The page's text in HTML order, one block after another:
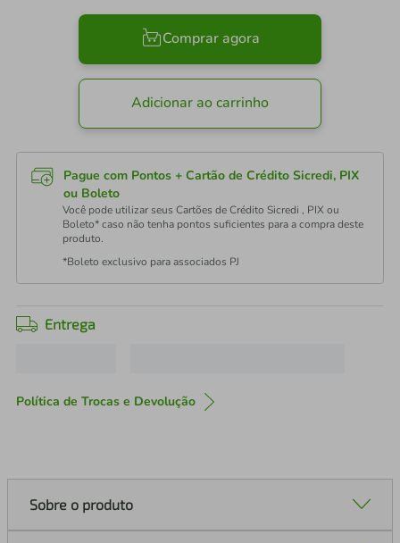
Comprar agora
Adicionar ao carrinho
Pague com Pontos + Cartão de Crédito Sicredi, PIX
ou Boleto
Você pode utilizar seus Cartões de Crédito Sicredi , PIX ou
Boleto* caso não tenha pontos suficientes para a compra deste
produto.
*Boleto exclusivo para associados PJ
Entrega
Política de Trocas e Devolução
Sobre o produto